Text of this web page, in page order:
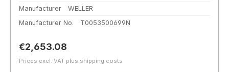
Manufacturer
WELLER
Manufacturer No.
T0053500699N
Regular price:
€2,653.08
Prices excl. VAT plus shipping costs